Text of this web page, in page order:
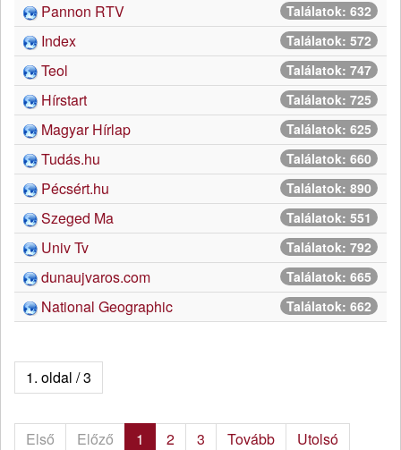
Találatok: 632
Pannon RTV
Találatok: 572
Index
Találatok: 747
Teol
Találatok: 725
Hírstart
Találatok: 625
Magyar Hírlap
Találatok: 660
Tudás.hu
Találatok: 890
Pécsért.hu
Találatok: 551
Szeged Ma
Találatok: 792
Univ Tv
Találatok: 665
dunaujvaros.com
Találatok: 662
National Geographic
1. oldal / 3
Első Előző 1 2 3 Tovább Utolsó